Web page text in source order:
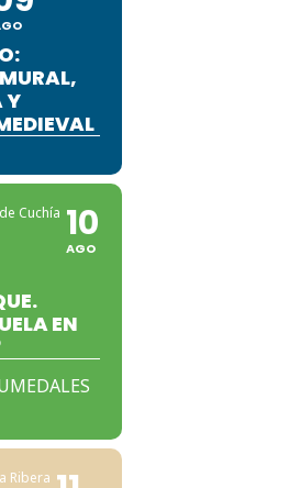
JORNADAS DE PARTICIPACIÓN
Y
Cuchía 10
AGO
EN
Ribera